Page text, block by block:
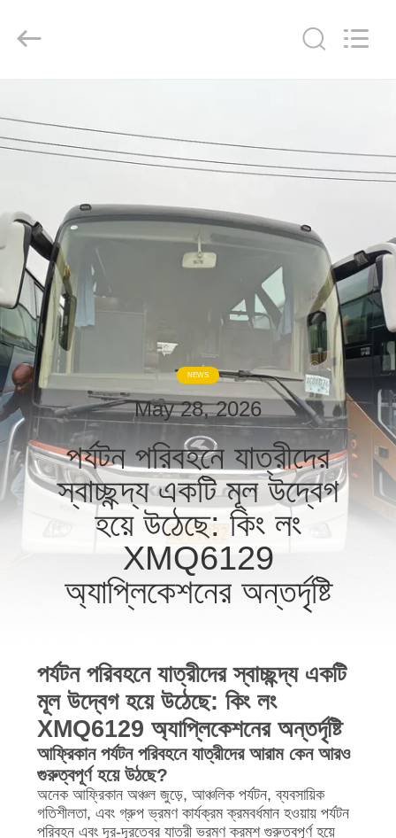
পণ্য
আমাদের
সম্পর্কে
কারখানা
ভ্রমণ
মান
নিয়ন্ত্রণ
যোগাযোগ
করুন
সাইট
ম্যাপ
গোপনীয়তা
CO.,
LTD..
NEWS
May 28, 2026
পর্যটন পরিবহনে যাত্রীদের
স্বাচ্ছন্দ্য একটি মূল উদ্বেগ
হয়ে উঠেছে: কিং লং
XMQ6129
অ্যাপ্লিকেশনের অন্তর্দৃষ্টি
পর্যটন পরিবহনে যাত্রীদের স্বাচ্ছন্দ্য একটি
মূল উদ্বেগ হয়ে উঠেছে: কিং লং
XMQ6129 অ্যাপ্লিকেশনের অন্তর্দৃষ্টি
আফ্রিকান পর্যটন পরিবহনে যাত্রীদের আরাম কেন আরও
গুরুত্বপূর্ণ হয়ে উঠছে?
অনেক আফ্রিকান অঞ্চল জুড়ে, আঞ্চলিক পর্যটন, ব্যবসায়িক
গতিশীলতা, এবং গ্রুপ ভ্রমণ কার্যক্রম ক্রমবর্ধমান হওয়ায় পর্যটন
পরিবহন এবং দূর-দূরত্বের যাত্রী ভ্রমণ ক্রমশ গুরুত্বপূর্ণ হয়ে